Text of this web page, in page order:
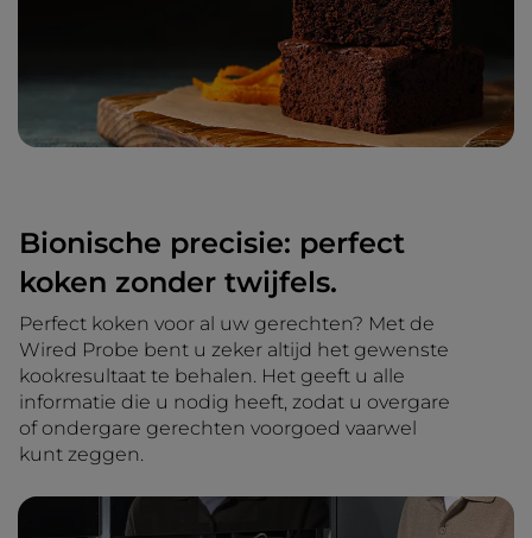
Bionische precisie: perfect
koken zonder twijfels.
Perfect koken voor al uw gerechten? Met de
Wired Probe bent u zeker altijd het gewenste
kookresultaat te behalen. Het geeft u alle
informatie die u nodig heeft, zodat u overgare
of ondergare gerechten voorgoed vaarwel
kunt zeggen.